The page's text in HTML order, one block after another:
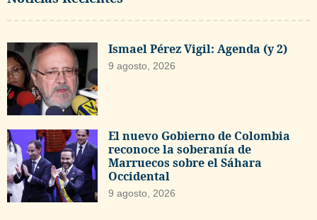
Ismael Pérez Vigil: Agenda (y 2)
9 agosto, 2026
El nuevo Gobierno de Colombia
reconoce la soberanía de
Marruecos sobre el Sáhara
Occidental
9 agosto, 2026